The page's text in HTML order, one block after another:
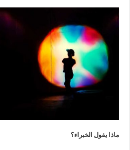
ماذا يقول الخبراء؟